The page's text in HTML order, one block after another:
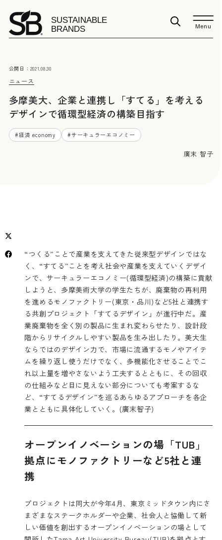
Menu
ニュース
公開日： 2021.08.30
多摩美大、企業と連携し「すてる」を考える
デザインで循環型経済の構築目指す
#経済 economy #サーキュラーエコノミー
廣末 智子
“つくる”ことで産業を支えてきた従来型デザインではな
く、“すてる”ことを考え社会や産業を支えていくデザイ
ンで、サーキュラーエコノミー(循環型経済)の構築に貢献
しようと、多摩美術大学の学生たちが、廃棄物の再利用
を進めるモノファクトリー(東京・品川)など5社と連携す
る共創プロジェクト「すてるデザイン」が進行中だ。産
業廃棄物を全く別の製品に生まれ変わらせたり、設計段
階からリサイクルしやすい製品を生み出したり。美大生
ならではのデザイン力で、市場に流通するモノやアイテ
ムを繰り返し使うだけでなく、多機能化させることでこ
れ以上量を増やさないよう工夫するとともに、その回収
の仕組みなど目に見えない部分についても考案するな
ど、“すてるデザイン”を巡るあらゆるアプローチを各企
業とともに具体化していく。(廣末智子)
オープンイノベーションの場「TUB」
拠点にモノファクトリーなど5社と連
携
プロジェクトは同大が今年4月、東京ミッドタウン内にさ
まざまなステークホルダーや企業、社会人と協働して新
しい価値を創出するオープンイノベーションの場として